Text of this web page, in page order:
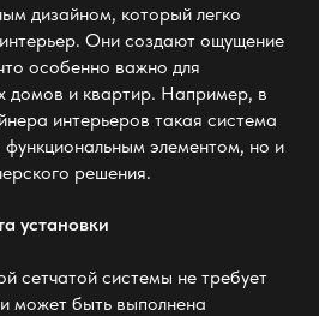
дизайном, который легко
Они создают ощущение
особенно важно для
домов и квартир. Например, в
интерьеров такая система
функциональным элементом, но и
решения.
установки
сетчатой системы не требует
может быть выполнена